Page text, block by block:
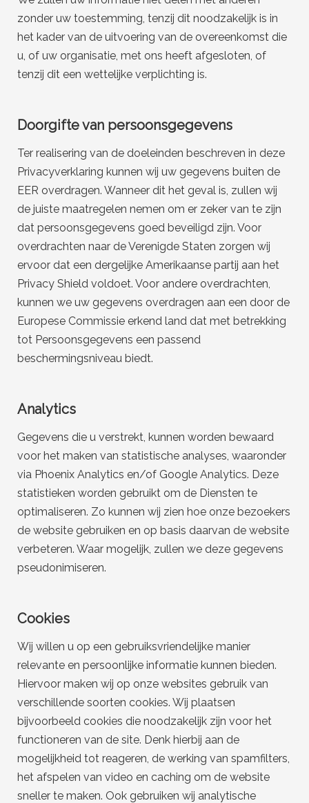
zonder uw toestemming, tenzij dit noodzakelijk is in
het kader van de uitvoering van de overeenkomst die
u, of uw organisatie, met ons heeft afgesloten, of
tenzij dit een wettelijke verplichting is.
Doorgifte van persoonsgegevens
Ter realisering van de doeleinden beschreven in deze
Privacyverklaring kunnen wij uw gegevens buiten de
EER overdragen. Wanneer dit het geval is, zullen wij
de juiste maatregelen nemen om er zeker van te zijn
dat persoonsgegevens goed beveiligd zijn. Voor
overdrachten naar de Verenigde Staten zorgen wij
ervoor dat een dergelijke Amerikaanse partij aan het
Privacy Shield voldoet. Voor andere overdrachten,
kunnen we uw gegevens overdragen aan een door de
Europese Commissie erkend land dat met betrekking
tot Persoonsgegevens een passend
beschermingsniveau biedt.
Analytics
Gegevens die u verstrekt, kunnen worden bewaard
voor het maken van statistische analyses, waaronder
via Phoenix Analytics en/of Google Analytics. Deze
statistieken worden gebruikt om de Diensten te
optimaliseren. Zo kunnen wij zien hoe onze bezoekers
de website gebruiken en op basis daarvan de website
verbeteren. Waar mogelijk, zullen we deze gegevens
pseudonimiseren.
Cookies
Wij willen u op een gebruiksvriendelijke manier
relevante en persoonlijke informatie kunnen bieden.
Hiervoor maken wij op onze websites gebruik van
verschillende soorten cookies. Wij plaatsen
bijvoorbeeld cookies die noodzakelijk zijn voor het
functioneren van de site. Denk hierbij aan de
mogelijkheid tot reageren, de werking van spamfilters,
het afspelen van video en caching om de website
sneller te maken. Ook gebruiken wij analytische